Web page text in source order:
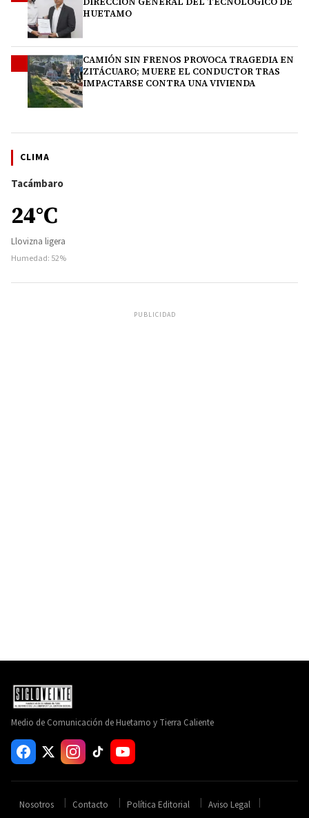
HUETAMO
CAMIÓN SIN FRENOS PROVOCA TRAGEDIA EN
ZITÁCUARO; MUERE EL CONDUCTOR TRAS
IMPACTARSE CONTRA UNA VIVIENDA
CLIMA
Tacámbaro
24°C
Llovizna ligera
Humedad: 52%
PUBLICIDAD
Medio de Comunicación de Huetamo y Tierra Caliente
Nosotros Contacto Política Editorial
Aviso Legal